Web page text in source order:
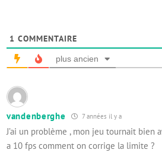
1 COMMENTAIRE
plus ancien
vandenberghe 7 années il y a
J’ai un problème , mon jeu tournait bien
a 10 fps comment on corrige la limite ?